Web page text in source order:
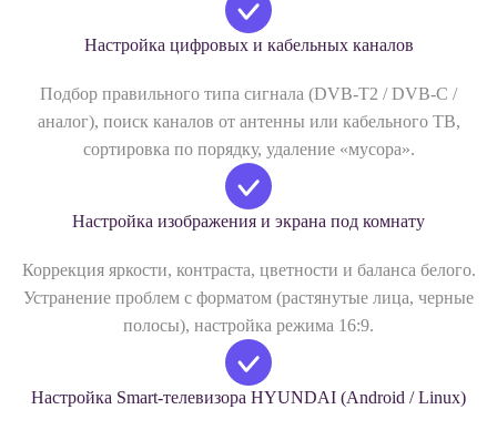
Настройка цифровых и кабельных каналов
Подбор правильного типа сигнала (DVB‑T2 / DVB‑C /
аналог), поиск каналов от антенны или кабельного ТВ,
сортировка по порядку, удаление «мусора».
Настройка изображения и экрана под комнату
Коррекция яркости, контраста, цветности и баланса белого.
Устранение проблем с форматом (растянутые лица, черные
полосы), настройка режима 16:9.
Настройка Smart‑телевизора HYUNDAI (Android / Linux)